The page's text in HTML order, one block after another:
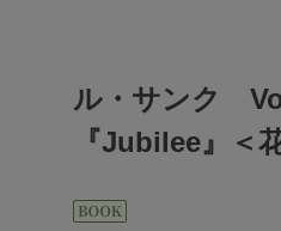
ル・サンク
『Jubilee』＜